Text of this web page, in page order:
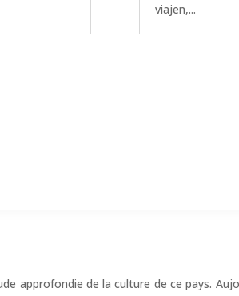
viajen,...
approfondie de la culture de ce pays.